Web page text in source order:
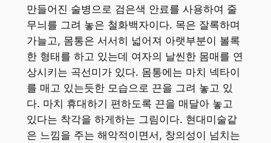
만들어진 술병으로 검은색 안료를 사용하여 줄
무늬를 그려 놓은 철화백자이다. 목은 잘록하며
가늘고, 몸통은 서서히 넓어져 아랫부분이 볼록
한 형태를 하고 있는데 여자의 날씬한 몸매를 연
상시키는 곡선미가 있다. 몸통에는 마치 넥타이
를 매고 있는듯한 모습으로 끈을 그려 놓고 있
다. 마치 휴대하기 편하도록 끈을 매달아 놓고
있다는 착각을 하게하는 그림이다. 현대미술같
은 느낌을 주는 해악적이면서, 창의성이 넘치는